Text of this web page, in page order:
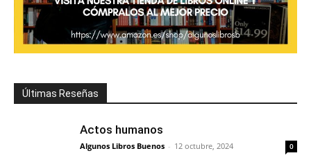
Últimas Reseñas
Actos humanos
Algunos Libros Buenos - 12 octubre, 2024 0